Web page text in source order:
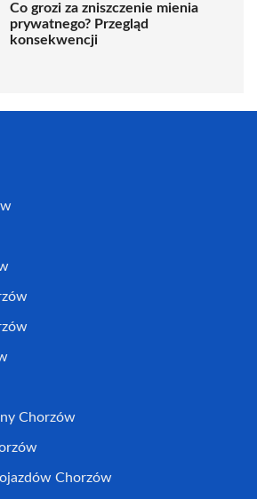
Co grozi za zniszczenie mienia
prywatnego? Przegląd
konsekwencji
Chorzów
Chorzów